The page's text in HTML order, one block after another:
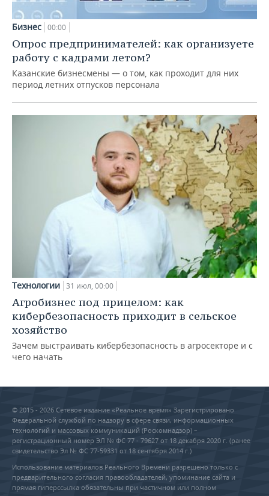
Бизнес 00:00
Опрос предпринимателей: как организуете
работу с кадрами летом?
Казанские бизнесмены — о том, как проходит для них
период летних отпусков персонала
Технологии 31 июл, 00:00
Агробизнес под прицелом: как
кибербезопасность приходит в сельское
хозяйство
Зачем выстраивать кибербезопасность в агросекторе и с
чего начать
© 2015 - 2026 Сетевое издание «Реальное время» Зарегистрировано
Федеральной службой по надзору в сфере связи, информационных
технологий и массовых коммуникаций (Роскомнадзор) –
регистрационный номер ЭЛ № ФС 77 - 79627 от 18 декабря 2020 г. (ранее
свидетельство Эл № ФС 77-59331 от 18 сентября 2014 г.)
Использование материалов Реального Времени разрешено только с
предварительного согласия правообладателей, упоминание сайта и
прямая гиперссылка обязательны при частичном или полном